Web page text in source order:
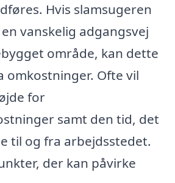
Hvis slamsugeren
vanskelig adgangsvej
område, kan dette
omkostninger. Ofte vil
for
samt den tid, det
til og fra arbejdsstedet.
der kan påvirke